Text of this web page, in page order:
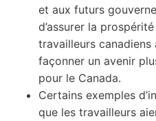
et aux futurs
d’assurer la
travailleurs canadiens
façonner un avenir
pour le Canada.
Certains exemples
que les travailleurs